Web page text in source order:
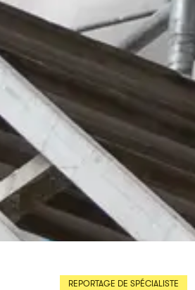
REPORTAGE DE SPÉCIALISTE